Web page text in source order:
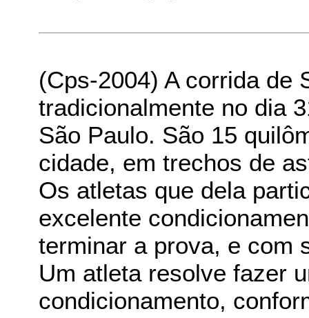
(Cps-2004) A corrida de
tradicionalmente no dia
São Paulo. São 15
cidade, em trechos de
Os atletas que dela
excelente
terminar a prova, e com
Um atleta resolve fazer
condicionamento,